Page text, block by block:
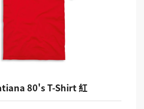
80's T-Shirt 紅